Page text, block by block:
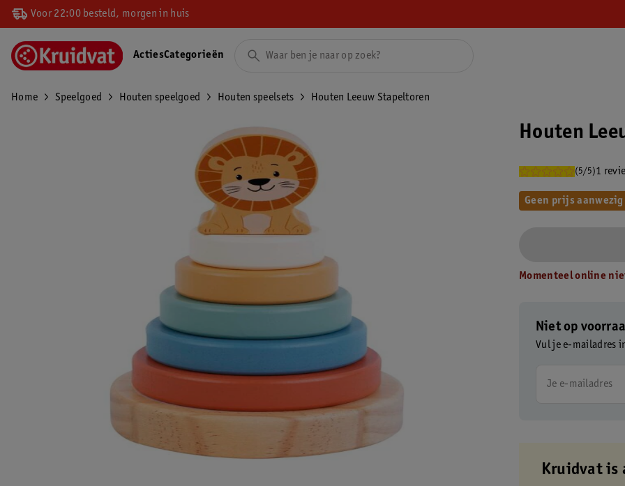
Voor 22:00 besteld, morgen in huis
ActiesCategorieën
Home Speelgoed Houten speelgoed Houten speelsets Houten Leeuw Stapeltoren
Houten
(5/5)1
Geen prijs aanwezig
Momenteel online
Niet op
Vul je e-mailadres
Je e-mailadres
Kruidvat is